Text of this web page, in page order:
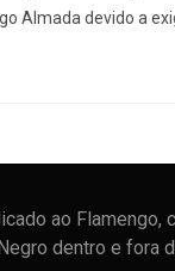
Almada devido a
ao
dentro e fora